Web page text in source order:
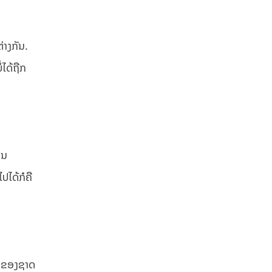
ງກັນ.
ດ້ຖືກ
ໄດ້ກໍຄື
ອງຊາດ